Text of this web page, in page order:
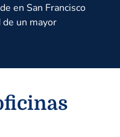
en San Francisco
de un mayor